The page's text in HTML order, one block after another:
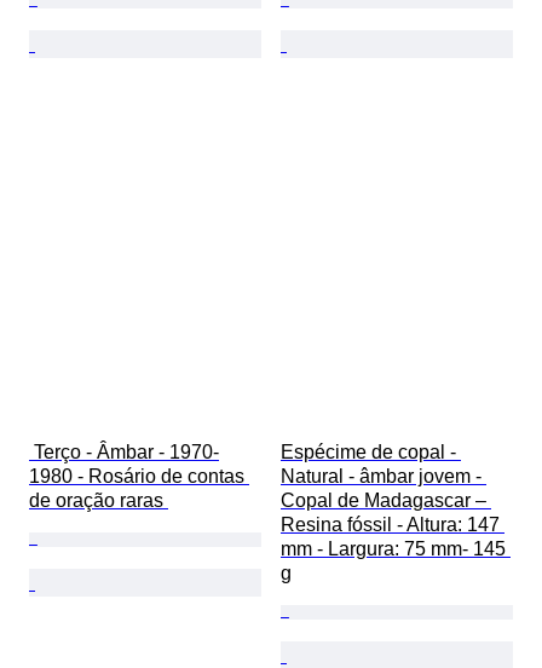
1980 - Rosário de contas
de oração raras
Espécime de copal -
Natural - âmbar jovem -
Copal de Madagascar –
Resina fóssil - Altura: 147
mm - Largura: 75 mm- 145
g